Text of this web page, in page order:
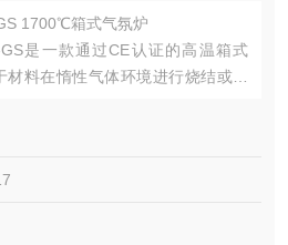
1700℃箱式气氛炉
是一款通过CE认证的高温箱式
料在惰性气体环境进行烧结或是
尺寸为200 x 200 x 200 mm），
效果良好。对需在惰性气体或